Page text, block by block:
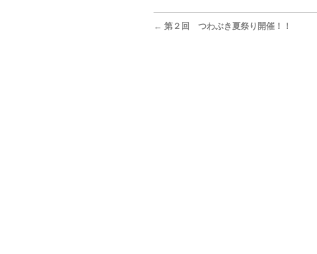
← 第２回 つわぶき夏祭り開催！！